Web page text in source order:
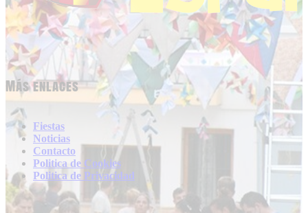
Más enlaces
Fiestas
Noticias
Contacto
Politica de Cookies
Politica de Privacidad